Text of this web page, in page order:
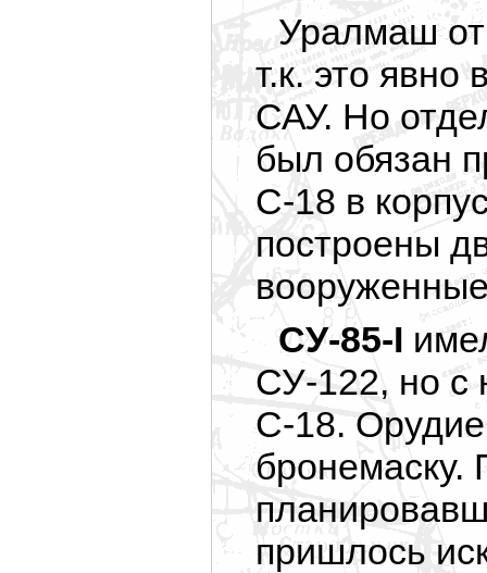
Уралмаш
т.к. это явно
САУ. Но
был обязан
С-18 в
построены
СУ-85-I
СУ-122, но с
С-18.
бронемаску.
пришлось